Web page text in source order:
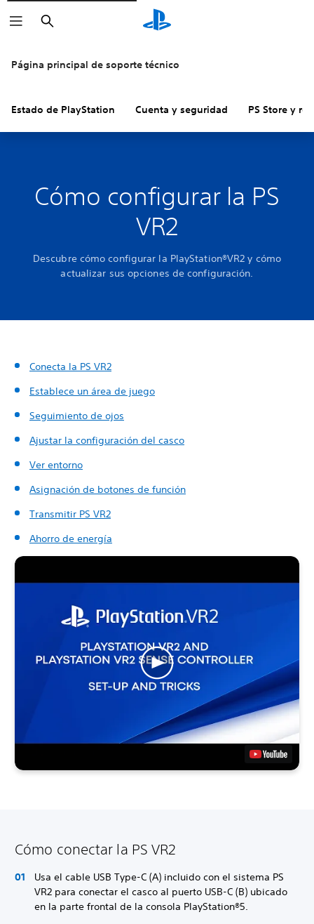
Buscar
Página principal de soporte técnico
Estado de PlayStation Cuenta y seguridad PS Store y
Cómo configurar la PS
VR2
Descubre cómo configurar la PlayStation®VR2 y cómo
actualizar sus opciones de configuración.
Conecta la PS VR2
Establece un área de juego
Seguimiento de ojos
Ajustar la configuración del casco
Ver entorno
Asignación de botones de función
Transmitir PS VR2
Ahorro de energía
Cómo conectar la PS VR2
Usa el cable USB Type-C (A) incluido con el sistema PS
VR2 para conectar el casco al puerto USB-C (B) ubicado
en la parte frontal de la consola PlayStation®5.